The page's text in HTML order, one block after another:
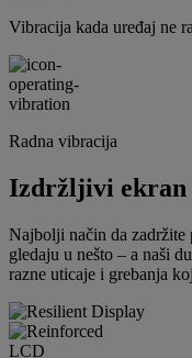
Vibracija kada uređaj ne
Radna vibracija
Izdržljivi ekran
Najbolji način da zadržite
gledaju u nešto – a naši
razne uticaje i grebanja